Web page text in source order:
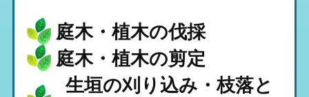
庭木・植木の伐採
庭木・植木の剪定
生垣の刈り込み・枝落と